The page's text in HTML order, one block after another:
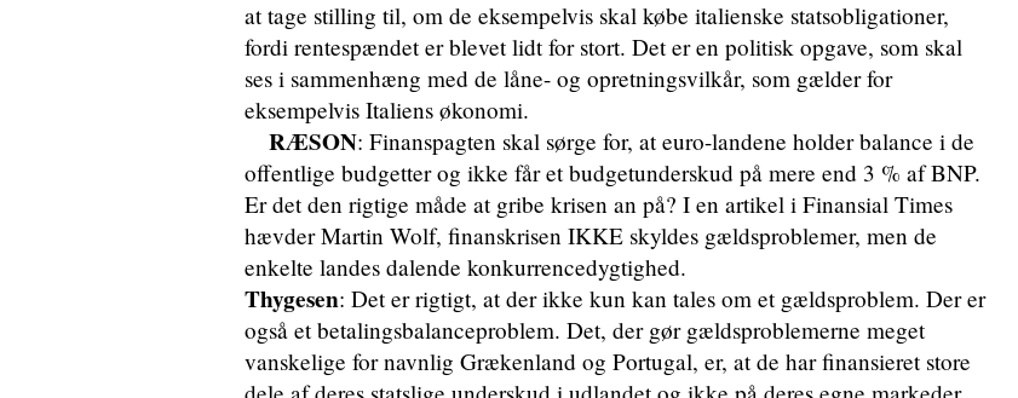
at tage stilling til, om de eksempelvis skal købe italienske statsobligationer,
fordi rentespændet er blevet lidt for stort. Det er en politisk opgave, som skal
ses i sammenhæng med de låne- og opretningsvilkår, som gælder for
eksempelvis Italiens økonomi.
RÆSON: Finanspagten skal sørge for, at euro-landene holder balance i de
offentlige budgetter og ikke får et budgetunderskud på mere end 3 % af BNP.
Er det den rigtige måde at gribe krisen an på? I en artikel i Finansial Times
hævder Martin Wolf, finanskrisen IKKE skyldes gældsproblemer, men de
enkelte landes dalende konkurrencedygtighed.
Thygesen: Det er rigtigt, at der ikke kun kan tales om et gældsproblem. Der er
også et betalingsbalanceproblem. Det, der gør gældsproblemerne meget
vanskelige for navnlig Grækenland og Portugal, er, at de har finansieret store